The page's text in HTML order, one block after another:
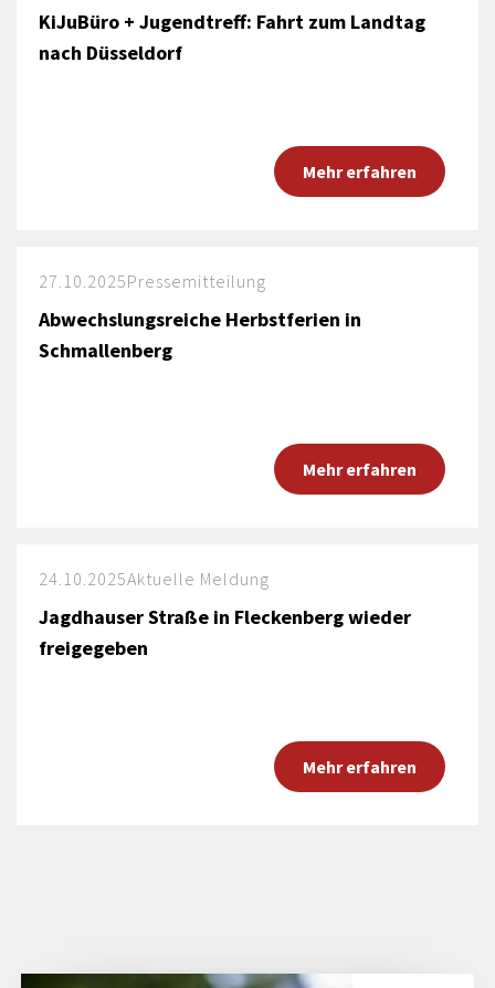
KiJuBüro + Jugendtreff: Fahrt zum Landtag
nach Düsseldorf
Mehr erfahren
27.10.2025Pressemitteilung
Abwechslungsreiche Herbstferien in
Schmallenberg
Mehr erfahren
24.10.2025Aktuelle Meldung
Jagdhauser Straße in Fleckenberg wieder
freigegeben
Mehr erfahren